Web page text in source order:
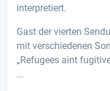
interpretiert.
Gast der vierten
mit verschiedenen
„Refugees aint
...